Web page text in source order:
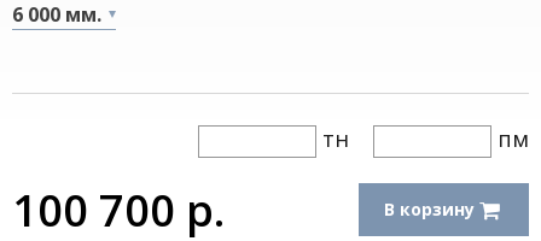
6 000 мм.
тн пм
100 700 р. В корзину